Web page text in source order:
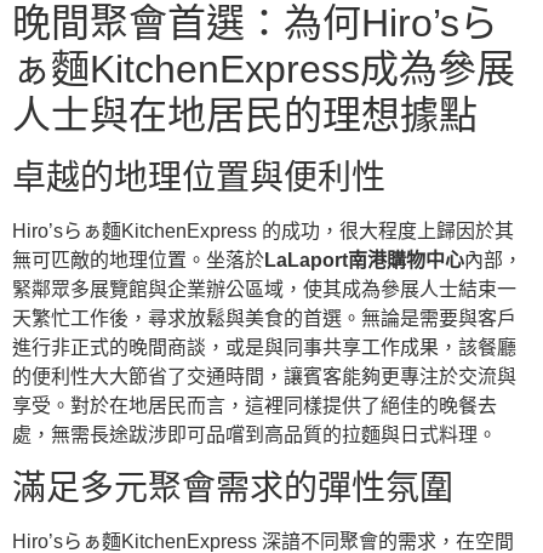
晚間聚會首選：為何Hiro’sら
ぁ麵KitchenExpress成為參展
人士與在地居民的理想據點
卓越的地理位置與便利性
Hiro’sらぁ麵KitchenExpress 的成功，很大程度上歸因於其
無可匹敵的地理位置。坐落於LaLaport南港購物中心內部，
緊鄰眾多展覽館與企業辦公區域，使其成為參展人士結束一
天繁忙工作後，尋求放鬆與美食的首選。無論是需要與客戶
進行非正式的晚間商談，或是與同事共享工作成果，該餐廳
的便利性大大節省了交通時間，讓賓客能夠更專注於交流與
享受。對於在地居民而言，這裡同樣提供了絕佳的晚餐去
處，無需長途跋涉即可品嚐到高品質的拉麵與日式料理。
滿足多元聚會需求的彈性氛圍
Hiro’sらぁ麵KitchenExpress 深諳不同聚會的需求，在空間